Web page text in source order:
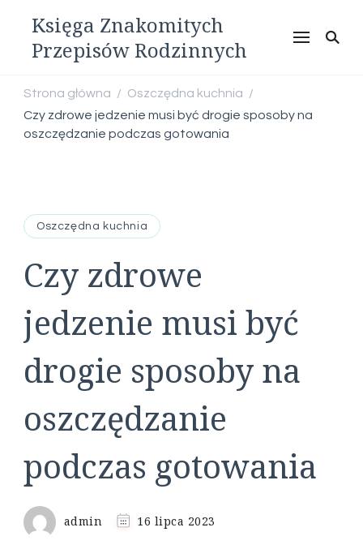
Księga Znakomitych
Przepisów Rodzinnych
Strona główna / Oszczędna kuchnia /
Czy zdrowe jedzenie musi być drogie sposoby na
oszczędzanie podczas gotowania
Oszczędna kuchnia
Czy zdrowe
jedzenie musi być
drogie sposoby na
oszczędzanie
podczas gotowania
admin 16 lipca 2023